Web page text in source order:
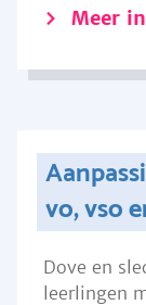
Meer
vo, vso
Dove en
leerlingen